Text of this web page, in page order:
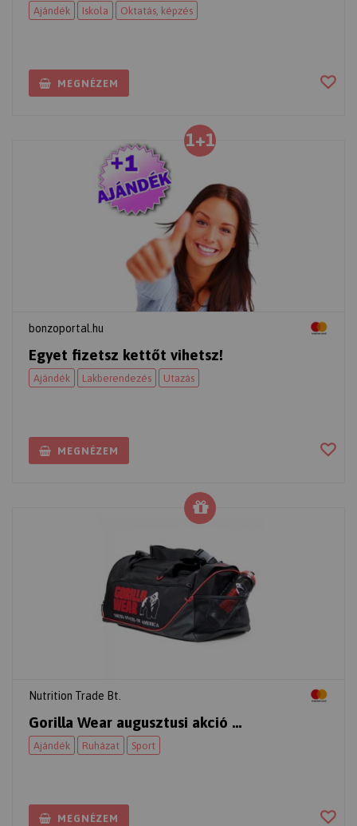
Ajándék Iskola Oktatás, képzés
MEGNÉZEM
1+1
bonzoportal.hu
Egyet fizetsz kettőt vihetsz!
Ajándék Lakberendezés Utazás
MEGNÉZEM
Nutrition Trade Bt.
Gorilla Wear augusztusi akció ...
Ajándék Ruházat Sport
MEGNÉZEM